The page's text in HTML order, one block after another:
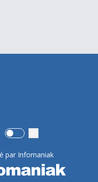
Use setting
par Infomaniak